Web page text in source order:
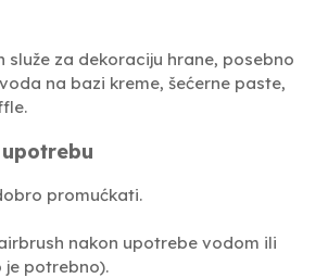
služe za dekoraciju hrane, posebno
na bazi kreme, šećerne paste,
promućkati.
nakon upotrebe vodom ili
je potrebno).